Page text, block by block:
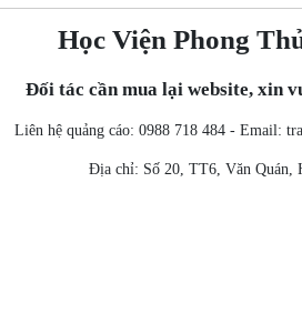
Học Viện Phong
Đối tác cần mua lại website, xin
Liên hệ quảng cáo: 0988 718 484 - Email:
Địa chỉ: Số 20, TT6, Văn Quán,